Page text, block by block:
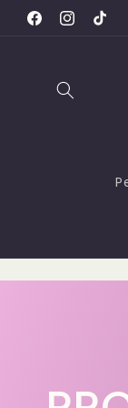
direttamente
FacebookInstagram
TikTok
gratuita con